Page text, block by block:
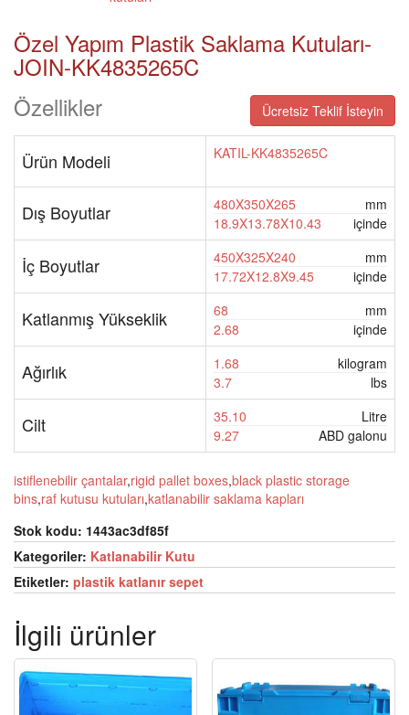
Özel Yapım Plastik Saklama Kutuları-
JOIN-KK4835265C
Özellikler
Ücretsiz Teklif İsteyin
Ürün Modeli KATIL-KK4835265C
Dış Boyutlar 480X350X265
mm
18.9X13.78X10.43
içinde
İç Boyutlar 450X325X240
mm
17.72X12.8X9.45
içinde
Katlanmış Yükseklik 68
mm
2.68
içinde
Ağırlık 1.68
kilogram
3.7
lbs
Cilt 35.10
Litre
9.27
ABD galonu
istiflenebilir çantalar,rigid pallet boxes,black plastic storage
bins,raf kutusu kutuları,katlanabilir saklama kapları
Stok kodu: 1443ac3df85f
Kategoriler: Katlanabilir Kutu
Etiketler: plastik katlanır sepet
İlgili ürünler